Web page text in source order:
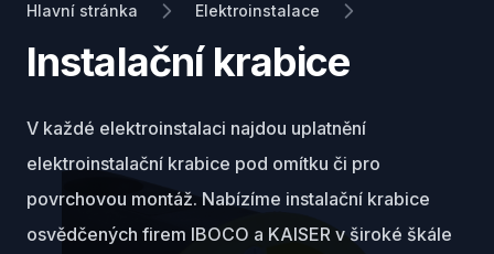
Hlavní stránka Elektroinstalace
Instalační krabice
V každé elektroinstalaci najdou uplatnění
elektroinstalační krabice pod omítku či pro
povrchovou montáž. Nabízíme instalační krabice
osvědčených firem IBOCO a KAISER v široké škále